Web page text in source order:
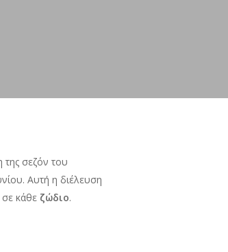
της σεζόν του
Αυτή η διέλευση
σε κάθε ζώδιο.